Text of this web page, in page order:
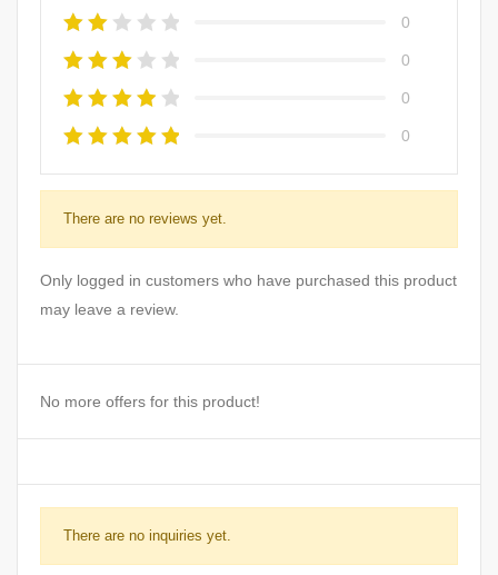
0
0
0
0
There are no reviews yet.
Only logged in customers who have purchased this product
may leave a review.
No more offers for this product!
There are no inquiries yet.